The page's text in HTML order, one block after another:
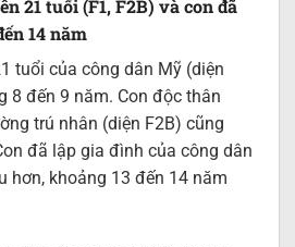
21 tuổi (F1, F2B) và con đã
14 năm
tuổi của công dân Mỹ (diện
8 đến 9 năm. Con độc thân
trú nhân (diện F2B) cũng
đã lập gia đình của công dân
hơn, khoảng 13 đến 14 năm